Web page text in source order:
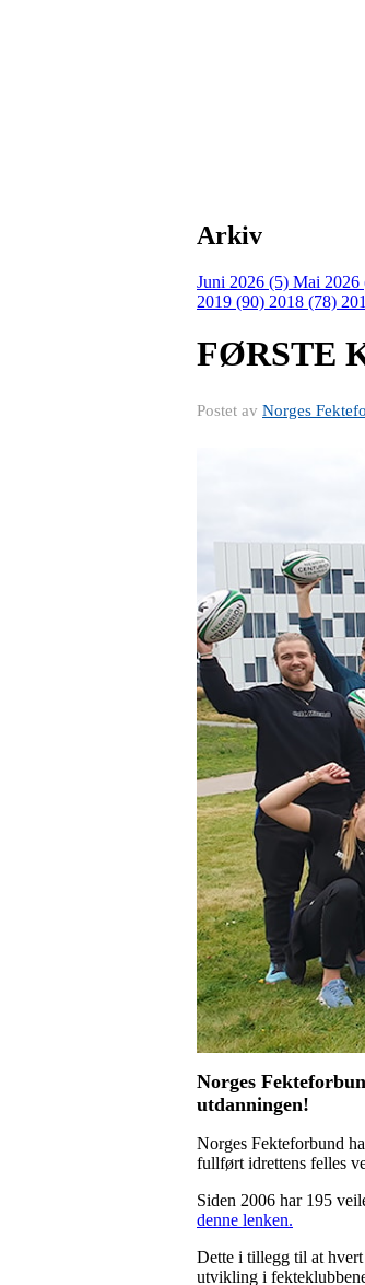
Arkiv
Juni 2026 (5) Mai 2026
2019 (90) 2018 (78)
FØRSTE
Postet av Norges
Norges
utdanningen!
Norges Fekteforbund
fullført idrettens felles
Siden 2006 har 195
denne lenken.
Dette i tillegg til at
utvikling i